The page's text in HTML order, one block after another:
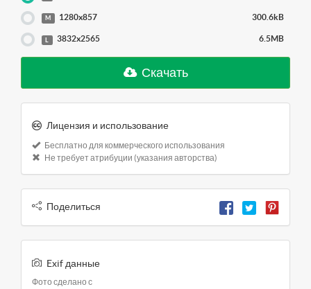
M 1280x857 300.6kB
L 3832x2565 6.5MB
Скачать
Лицензия и использование
Бесплатно для коммерческого использования
Не требует атрибуции (указания авторства)
Поделиться
Exif данные
Фото сделано с